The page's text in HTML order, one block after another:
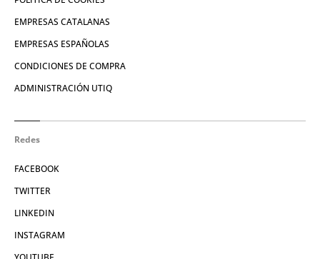
EMPRESAS CATALANAS
EMPRESAS ESPAÑOLAS
CONDICIONES DE COMPRA
ADMINISTRACIÓN UTIQ
Redes
FACEBOOK
TWITTER
LINKEDIN
INSTAGRAM